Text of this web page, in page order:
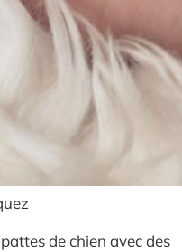
de chien avec des